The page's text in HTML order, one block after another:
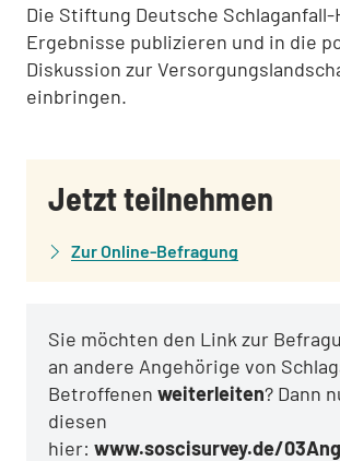
Die Stiftung Deutsche
Ergebnisse publizieren und in die
Diskussion zur
einbringen.
Jetzt teilnehmen
Zur Online-Befragung
Sie möchten den Link zur
an andere Angehörige von
Betroffenen weiterleiten? Dann
diesen
hier: www.soscisurvey.de/